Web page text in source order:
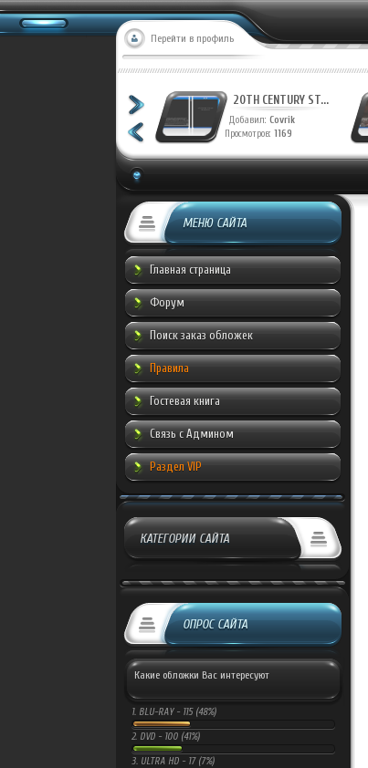
Перейти в профиль
20TH CENTURY ST... 20TH CENTURY ST...
Добавил: Covrik
Просмотров: 1169
МЕНЮ САЙТА
Главная страница
Форум
Поиск заказ обложек
Правила
Гостевая книга
Связь с Админом
Раздел VIP
КАТЕГОРИИ САЙТА
ОПРОС САЙТА
Какие обложки Вас интересуют
1. BLU-RAY - 115 (48%)
2. DVD - 100 (41%)
3. ULTRA HD - 17 (7%)